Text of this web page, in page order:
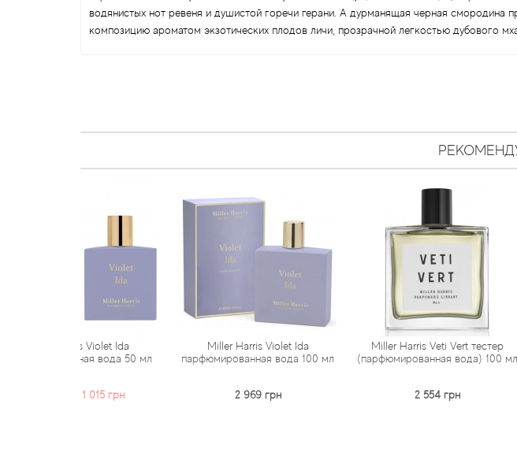
водянистых нот ревеня и душистой горечи герани. А дурманящая черная
композицию ароматом экзотических плодов личи, прозрачной легкостью дубового
вода 50 мл
Miller Harris Violet Ida
парфюмированная вода 100 мл
Miller Harris Veti Vert тестер
(парфюмированная вода) 100 мл
Miller